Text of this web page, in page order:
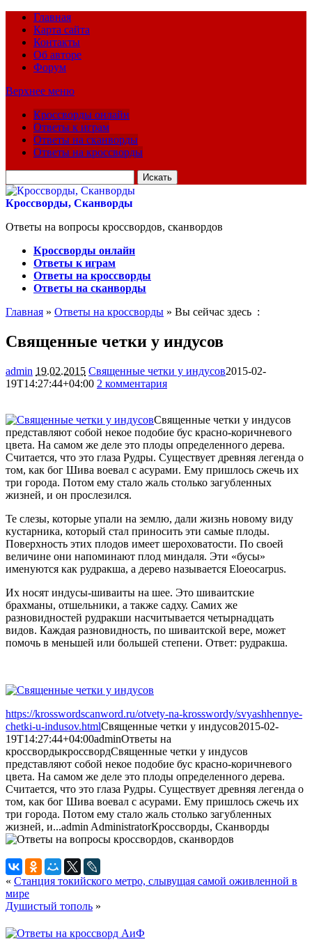
Главная
Карта сайта
Контакты
Об авторе
Форум
Верхнее меню
Кроссворды онлайн
Ответы к играм
Ответы на сканворды
Ответы на кроссворды
для:
Кроссворды, Сканворды
Ответы на вопросы кроссвордов, сканвордов
Кроссворды онлайн
Ответы к играм
Ответы на кроссворды
Ответы на сканворды
Главная » Ответы на кроссворды » Вы сейчас здесь :
Священные четки у индусов
admin 19.02.2015 Священные четки у индусов2015-02-
19T14:27:44+04:00 2 комментария
Священные четки у индусов
представляют собой некое подобие бус красно-коричневого
цвета. На самом же деле это плоды определенного дерева.
Считается, что это глаза Рудры. Существует древняя легенда о
том, как бог Шива воевал с асурами. Ему пришлось сжечь их
три города. Потом ему стало жаль столько загубленных
жизней, и он прослезился.
Те слезы, которые упали на землю, дали жизнь новому виду
кустарника, который стал приносить эти самые плоды.
Поверхность этих плодов имеет шероховатости. По своей
величине они напоминают плод миндаля. Эти «бусы»
именуются как рудракша, а дерево называется Eloeocarpus.
Их носят индусы-шиваиты на шее. Это шиваитские
брахманы, отшельники, а также садху. Самих же
разновидностей рудракши насчитывается четырнадцать
видов. Каждая разновидность, по шиваитской вере, может
помочь в меньшей или большей степени. Ответ: рудракша.
https://krosswordscanword.ru/otvety-na-krosswordy/svyashhennye-
chetki-u-indusov.htmlСвященные четки у индусов2015-02-
19T14:27:44+04:00adminОтветы на
кроссвордыкроссвордСвященные четки у индусов
представляют собой некое подобие бус красно-коричневого
цвета. На самом же деле это плоды определенного дерева.
Считается, что это глаза Рудры. Существует древняя легенда о
том, как бог Шива воевал с асурами. Ему пришлось сжечь их
три города. Потом ему стало жаль столько загубленных
жизней, и...admin AdministratorКроссворды, Сканворды
« Станция токийского метро, слывущая самой оживленной в
мире
Душистый тополь »